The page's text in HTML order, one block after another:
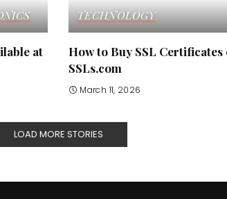
at
TECHNOLOGY
How to Buy SSL Certificates
SSLs.com
March 11, 2026
LOAD MORE STORIES